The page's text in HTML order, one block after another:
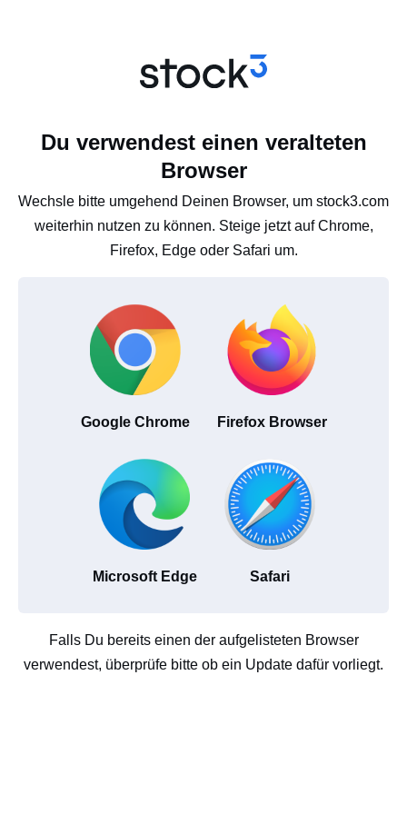
Du verwendest einen veralteten
Browser
Wechsle bitte umgehend Deinen Browser, um stock3.com
weiterhin nutzen zu können. Steige jetzt auf Chrome,
Firefox, Edge oder Safari um.
Google Chrome Firefox Browser
Microsoft Edge Safari
Falls Du bereits einen der aufgelisteten Browser
verwendest, überprüfe bitte ob ein Update dafür vorliegt.